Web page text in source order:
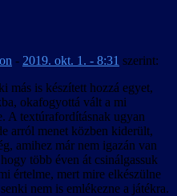
- 2019. okt. 1. - 8:31 szerint:
más is készített hozzá egyet,
okafogyottá vált a mi
A textúrafordításnak ugyan
arról menet közben kiderült,
amihez már nem igazán van
több éven át csinálgassuk
értelme, mert mire elkészülne
nem is emlékezne a játékra.